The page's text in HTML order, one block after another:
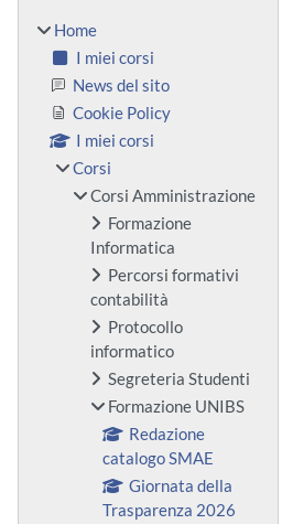
Home
I miei corsi
News del sito
Cookie Policy
I miei corsi
Corsi
Corsi Amministrazione
Formazione
Informatica
Percorsi formativi
contabilità
Protocollo
informatico
Segreteria Studenti
Formazione UNIBS
Redazione
catalogo SMAE
Giornata della
Trasparenza 2026